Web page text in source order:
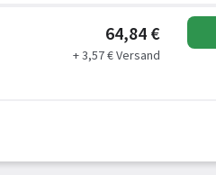
64,84 €
+ 3,57 € Versand